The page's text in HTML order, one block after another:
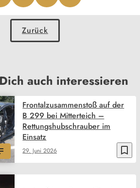
Zurück
auch interessieren
bookmark_border
29. Juni 2026
Frontalzusammenstoß auf der
B 299 bei Mitterteich –
Rettungshubschrauber im
Einsatz